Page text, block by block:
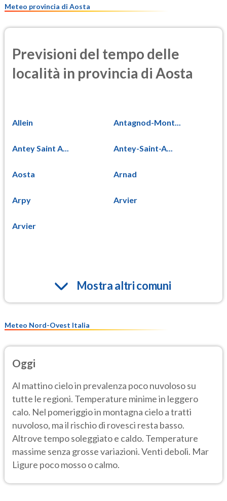
Meteo provincia di Aosta
Previsioni del tempo delle
località in provincia di Aosta
Allein Antagnod-Mont...
Antey Saint A... Antey-Saint-A...
Aosta Arnad
Arpy Arvier
Arvier
Mostra altri comuni
Meteo Nord-Ovest Italia
Oggi
Al mattino cielo in prevalenza poco nuvoloso su
tutte le regioni. Temperature minime in leggero
calo. Nel pomeriggio in montagna cielo a tratti
nuvoloso, ma il rischio di rovesci resta basso.
Altrove tempo soleggiato e caldo. Temperature
massime senza grosse variazioni. Venti deboli. Mar
Ligure poco mosso o calmo.